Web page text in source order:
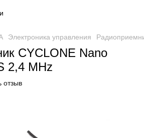
Электроника управления
CYCLONE Nano
2,4 MHz
отзыв